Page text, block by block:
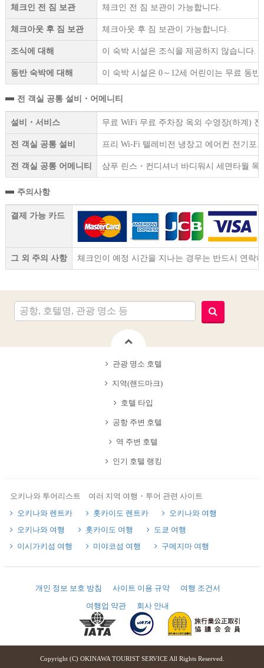
체크인 전 짐 보관 체크인 전 짐 보관이 가능합니다.
체크아웃 후 짐 보관 체크아웃 후 짐 보관이 가능합니다.
조식에 대해 이 숙박 시설은 조식을 제공하지 않습니다.
동반 숙박에 대해 이 숙박 시설은 0～12세 어린이는 무료 동반
전 객실 공통 설비・어메니티
설비・서비스 무료 WiFi 무료 주차장 옥외 수영장(하계)
전 객실 공통 설비 프리 Wi-Fi 텔레비전 냉장고 에어컨 전기포
전 객실 공통 어메니티 샴푸 린스・컨디셔너 바디워시 세면타월
주의사항
결제 가능 카드
그 외 주의 사항 체크인이 예정 시간을 지나는 경우는 반드시 연락
관광 명소 호텔
지역(랜드마크)
호텔 타입
공항 주변 호텔
역 주변 호텔
인기 호텔 랭킹
오키나와 투어리스트 여러 지역 여행・투어 관련 사이트
오키나와 렌트카
홋카이도 렌트카
오키나와 여행
오키나와 여행
홋카이도 여행
도쿄 여행
이시가키섬 여행
미야코섬 여행 구메지마 여행
개인 정보 보호 방침 사이트 이용 규약
여행 조건서
여행업 약관
회사 안내
Copyright (C) OKINAWA TOURIST SERVICE All Rights Reserved.